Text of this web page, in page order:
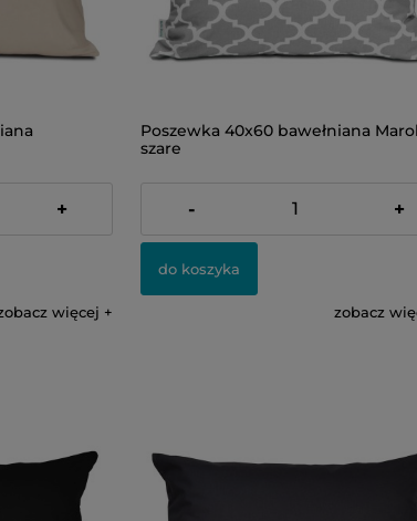
+
więcej
Poszewka 40x60 bawełniana
szare
23,00 zł
- +
do koszyka
zobacz